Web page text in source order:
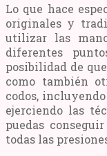
Lo que hace
originales y
utilizar las
diferentes
posibilidad de
como también
codos,
ejerciendo las
puedas
todas las